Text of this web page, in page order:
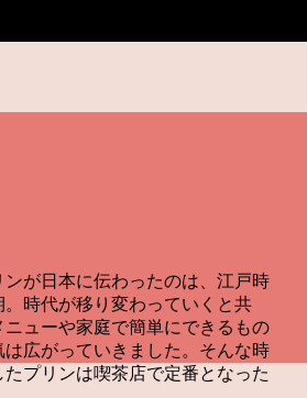
が日本に伝わったのは、江戸時
時代が移り変わっていくと共
ューや家庭で簡単にできるもの
は広がっていきました。そんな時
プリンは喫茶店で定番となった